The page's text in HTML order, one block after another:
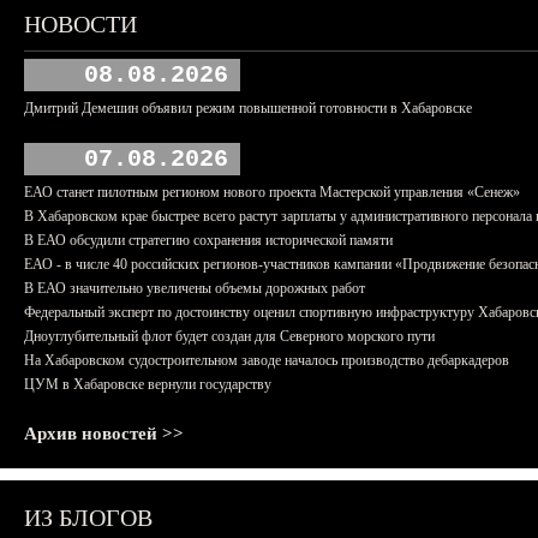
НОВОСТИ
08.08.2026
Дмитрий Демешин объявил режим повышенной готовности в Хабаровске
07.08.2026
ЕАО станет пилотным регионом нового проекта Мастерской управления «Сенеж»
В Хабаровском крае быстрее всего растут зарплаты у административного персонала
В ЕАО обсудили стратегию сохранения исторической памяти
ЕАО - в числе 40 российских регионов-участников кампании «Продвижение
В ЕАО значительно увеличены объемы дорожных работ
Федеральный эксперт по достоинству оценил спортивную инфраструктуру
Дноуглубительный флот будет создан для Северного морского пути
На Хабаровском судостроительном заводе началось производство дебаркадеров
ЦУМ в Хабаровске вернули государству
Архив новостей >>
ИЗ БЛОГОВ